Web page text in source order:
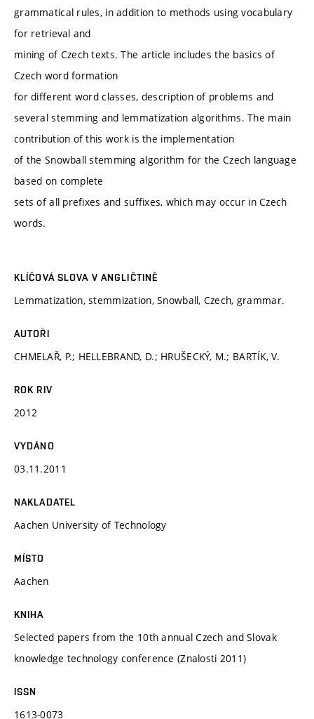
grammatical rules, in addition to methods using vocabulary
for retrieval and
mining of Czech texts. The article includes the basics of
Czech word formation
for different word classes, description of problems and
several stemming and lemmatization algorithms. The main
contribution of this work is the implementation
of the Snowball stemming algorithm for the Czech language
based on complete
sets of all prefixes and suffixes, which may occur in Czech
words.
KLÍČOVÁ SLOVA V ANGLIČTINĚ
Lemmatization, stemmization, Snowball, Czech, grammar.
AUTOŘI
CHMELAŘ, P.; HELLEBRAND, D.; HRUŠECKÝ, M.; BARTÍK, V.
ROK RIV
2012
VYDÁNO
03.11.2011
NAKLADATEL
Aachen University of Technology
MÍSTO
Aachen
KNIHA
Selected papers from the 10th annual Czech and Slovak
knowledge technology conference (Znalosti 2011)
ISSN
1613-0073